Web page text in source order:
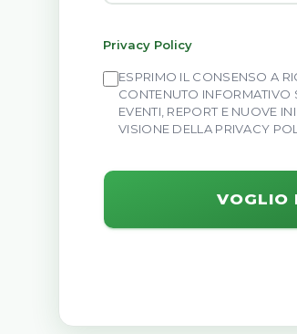
Privacy Policy
ESPRIMO IL CONSENSO A
CONTENUTO INFORMATIVO
EVENTI, REPORT E NUOVE
VISIONE DELLA PRIVACY
VOGLIO